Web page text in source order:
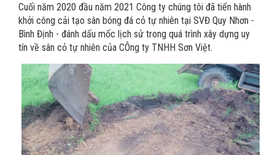
Cuối năm 2020 đầu năm 2021 Công ty chúng tôi đã tiến hành
khởi công cải tạo sân bóng đá cỏ tự nhiên tại SVĐ Quy Nhơn -
Bình Định - đánh dấu mốc lịch sử trong quá trình xây dựng uy
tín về sân cỏ tự nhiên của CÔng ty TNHH Sơn Việt.